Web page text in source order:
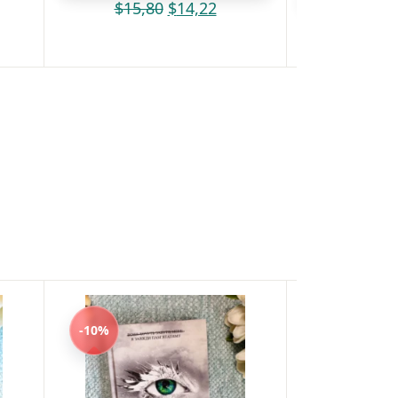
$15,80 $14,22
-10%